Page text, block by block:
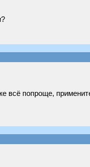
всё попроще,